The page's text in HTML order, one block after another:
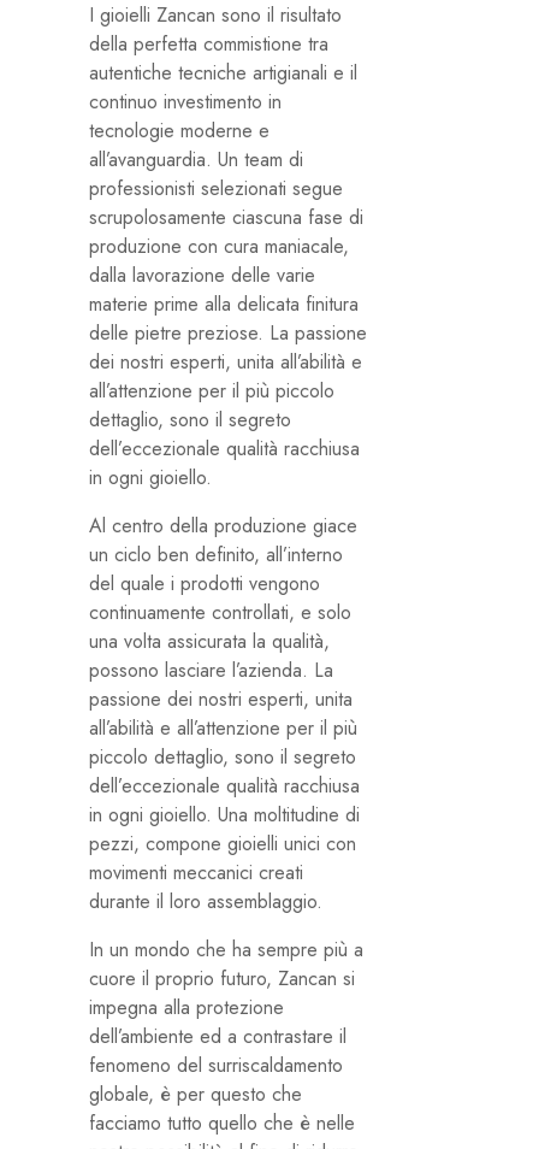
I gioielli Zancan sono il risultato
della perfetta commistione tra
autentiche tecniche artigianali e il
continuo investimento in
tecnologie moderne e
all’avanguardia. Un team di
professionisti selezionati segue
scrupolosamente ciascuna fase di
produzione con cura maniacale,
dalla lavorazione delle varie
materie prime alla delicata finitura
delle pietre preziose. La passione
dei nostri esperti, unita all’abilità e
all’attenzione per il più piccolo
dettaglio, sono il segreto
dell’eccezionale qualità racchiusa
in ogni gioiello.
Al centro della produzione giace
un ciclo ben definito, all’interno
del quale i prodotti vengono
continuamente controllati, e solo
una volta assicurata la qualità,
possono lasciare l’azienda. La
passione dei nostri esperti, unita
all’abilità e all’attenzione per il più
piccolo dettaglio, sono il segreto
dell’eccezionale qualità racchiusa
in ogni gioiello. Una moltitudine di
pezzi, compone gioielli unici con
movimenti meccanici creati
durante il loro assemblaggio.
In un mondo che ha sempre più a
cuore il proprio futuro, Zancan si
impegna alla protezione
dell’ambiente ed a contrastare il
fenomeno del surriscaldamento
globale, è per questo che
facciamo tutto quello che è nelle